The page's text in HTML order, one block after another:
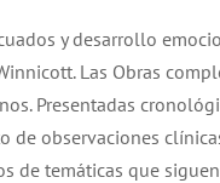
y desarrollo
Las Obras
Presentadas
observaciones
de temáticas que